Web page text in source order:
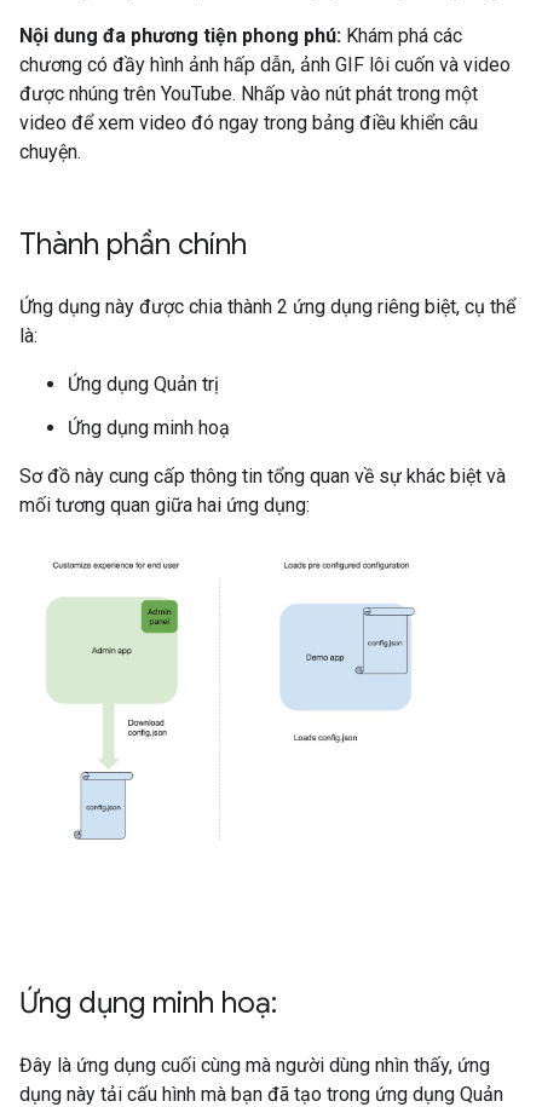
Nội dung đa phương tiện phong phú: Khám phá các
chương có đầy hình ảnh hấp dẫn, ảnh GIF lôi cuốn và video
được nhúng trên YouTube. Nhấp vào nút phát trong một
video để xem video đó ngay trong bảng điều khiển câu
chuyện.
Thành phần chính
Ứng dụng này được chia thành 2 ứng dụng riêng biệt, cụ thể
là:
Ứng dụng Quản trị
Ứng dụng minh hoạ
Sơ đồ này cung cấp thông tin tổng quan về sự khác biệt và
mối tương quan giữa hai ứng dụng:
Ứng dụng minh hoạ:
Đây là ứng dụng cuối cùng mà người dùng nhìn thấy, ứng
dụng này tải cấu hình mà bạn đã tạo trong ứng dụng Quản